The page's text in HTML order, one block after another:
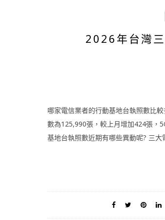
2026年台灣
哪家電信業者的行動基地台執照數比
數為125,990張，較上月增加424張，
基地台執照數近期有哪些異動呢? 三